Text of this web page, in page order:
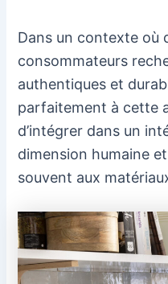
Dans un contexte où
consommateurs
authentiques et
parfaitement à cette
d’intégrer dans un
dimension humaine
souvent aux